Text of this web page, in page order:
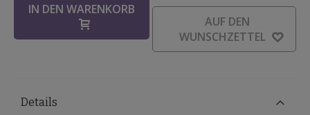
IN DEN WARENKORB
AUF DEN
WUNSCHZETTEL
Details